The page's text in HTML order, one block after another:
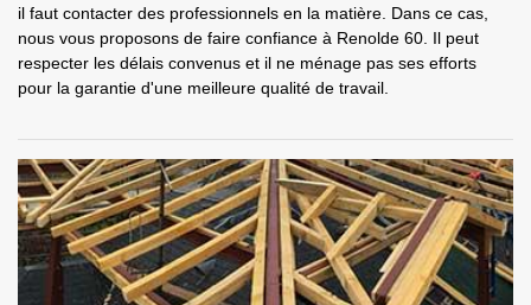
il faut contacter des professionnels en la matière. Dans ce cas,
nous vous proposons de faire confiance à Renolde 60. Il peut
respecter les délais convenus et il ne ménage pas ses efforts
pour la garantie d'une meilleure qualité de travail.